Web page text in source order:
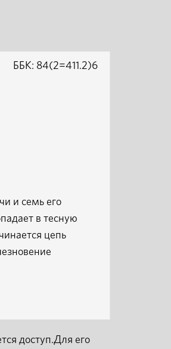
ББК: 84(2=411.2)6
и семь его
в тесную
цепь
доступ.Для его